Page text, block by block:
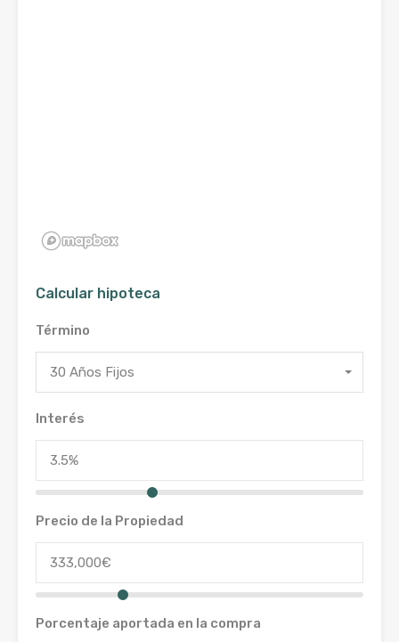
Calcular hipoteca
Término
30 Años Fijos
Interés
Precio de la Propiedad
Porcentaje aportada en la compra